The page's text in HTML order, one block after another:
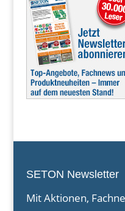
SETON Newsletter
Mit Aktionen,